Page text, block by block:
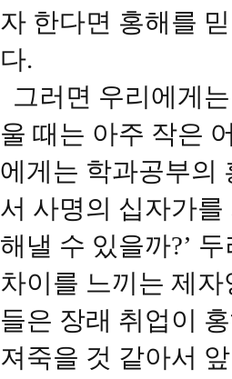
자 한다면 홍해를
다.
그러면 우리에게
울 때는 아주 작은
에게는 학과공부의
서 사명의 십자가를
해낼 수 있을까?’
차이를 느끼는 제
들은 장래 취업이
져죽을 것 같아서